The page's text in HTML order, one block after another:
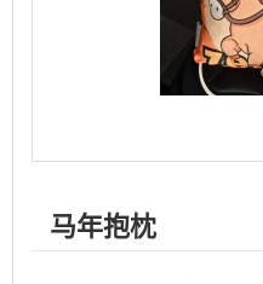
马年抱枕